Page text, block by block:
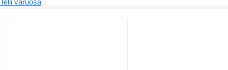
Telli varuosa